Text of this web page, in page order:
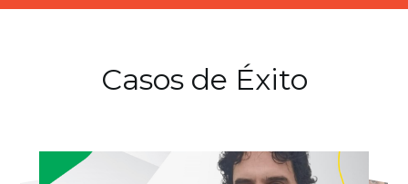
Casos de Éxito